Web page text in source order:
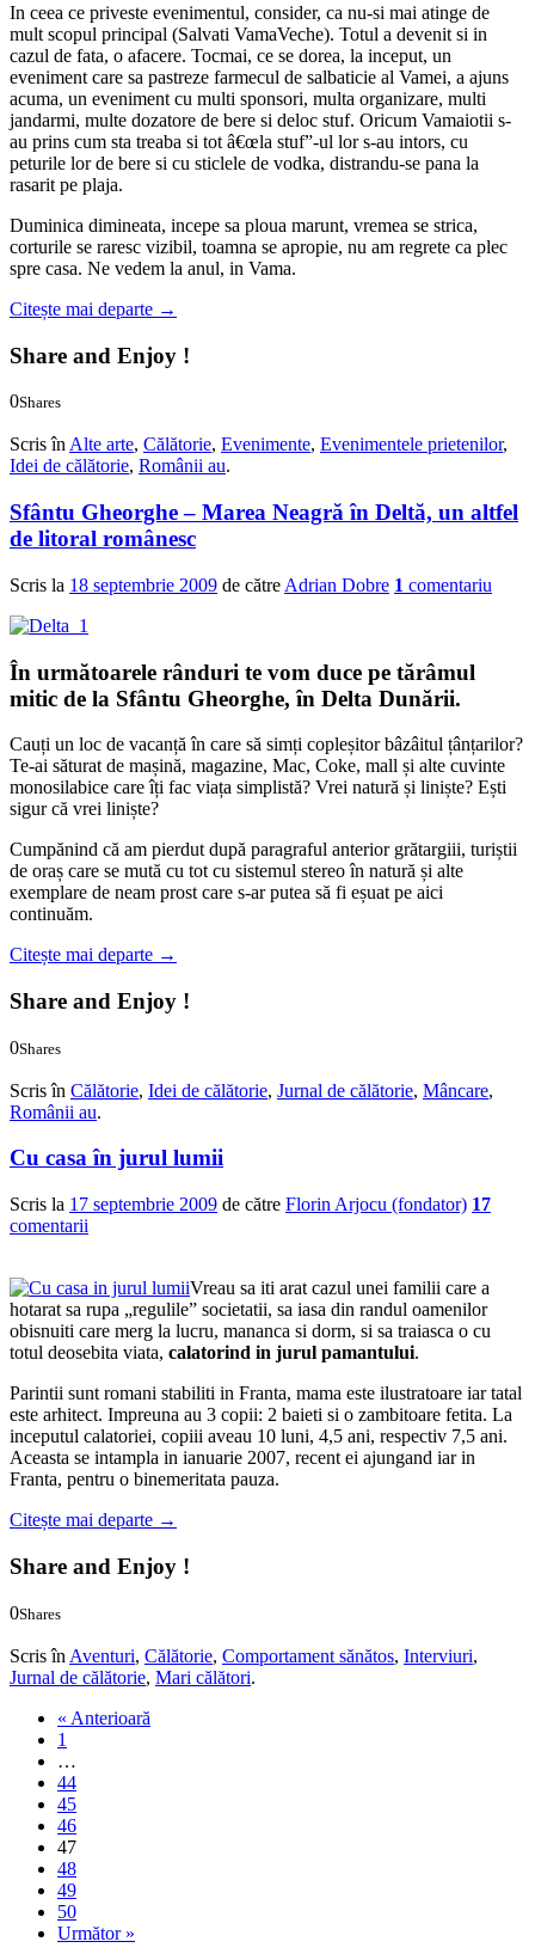
In ceea ce priveste evenimentul, consider, ca nu-si mai atinge de
mult scopul principal (Salvati VamaVeche). Totul a devenit si in
cazul de fata, o afacere. Tocmai, ce se dorea, la inceput, un
eveniment care sa pastreze farmecul de salbaticie al Vamei, a ajuns
acuma, un eveniment cu multi sponsori, multa organizare, multi
jandarmi, multe dozatore de bere si deloc stuf. Oricum Vamaiotii s-
au prins cum sta treaba si tot â€œla stuf”-ul lor s-au intors, cu
peturile lor de bere si cu sticlele de vodka, distrandu-se pana la
rasarit pe plaja.
Duminica dimineata, incepe sa ploua marunt, vremea se strica,
corturile se raresc vizibil, toamna se apropie, nu am regrete ca plec
spre casa. Ne vedem la anul, in Vama.
Citește mai departe →
Share and Enjoy !
0Shares
Scris în Alte arte, Călătorie, Evenimente, Evenimentele prietenilor,
Idei de călătorie, Românii au.
Sfântu Gheorghe – Marea Neagră în Deltă, un altfel
de litoral românesc
Scris la 18 septembrie 2009 de către Adrian Dobre 1 comentariu
În următoarele rânduri te vom duce pe tărâmul
mitic de la Sfântu Gheorghe, în Delta Dunării.
Cauți un loc de vacanță în care să simți copleșitor bâzâitul țânțarilor?
Te-ai săturat de mașină, magazine, Mac, Coke, mall și alte cuvinte
monosilabice care îți fac viața simplistă? Vrei natură și liniște? Ești
sigur că vrei liniște?
Cumpănind că am pierdut după paragraful anterior grătargiii, turiștii
de oraș care se mută cu tot cu sistemul stereo în natură și alte
exemplare de neam prost care s-ar putea să fi eșuat pe aici
continuăm.
Citește mai departe →
Share and Enjoy !
0Shares
Scris în Călătorie, Idei de călătorie, Jurnal de călătorie, Mâncare,
Românii au.
Cu casa în jurul lumii
Scris la 17 septembrie 2009 de către Florin Arjocu (fondator) 17
comentarii
Vreau sa iti arat cazul unei familii care a
hotarat sa rupa „regulile” societatii, sa iasa din randul oamenilor
obisnuiti care merg la lucru, mananca si dorm, si sa traiasca o cu
totul deosebita viata, calatorind in jurul pamantului.
Parintii sunt romani stabiliti in Franta, mama este ilustratoare iar tatal
este arhitect. Impreuna au 3 copii: 2 baieti si o zambitoare fetita. La
inceputul calatoriei, copiii aveau 10 luni, 4,5 ani, respectiv 7,5 ani.
Aceasta se intampla in ianuarie 2007, recent ei ajungand iar in
Franta, pentru o binemeritata pauza.
Citește mai departe →
Share and Enjoy !
0Shares
Scris în Aventuri, Călătorie, Comportament sănătos, Interviuri,
Jurnal de călătorie, Mari călători.
« Anterioară
1
…
44
45
46
47
48
49
50
Următor »